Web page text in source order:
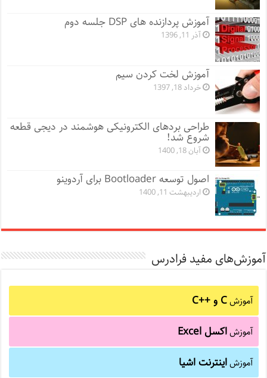
آموزش پردازنده های DSP جلسه دوم
آذر 11, 1396
آموزش لخت کردن سیم
خرداد 18, 1397
طراحی بردهای الکترونیکی هوشمند در دیجی قطعه
شروع شد!
آبان 18, 1400
اصول توسعه Bootloader برای آردوینو
اردیبهشت 11, 1400
آموزش‌های مفید فرادرس
آموزشC و C++‎
آموزشاکسل Excel
آموزشاینترنت اشیا